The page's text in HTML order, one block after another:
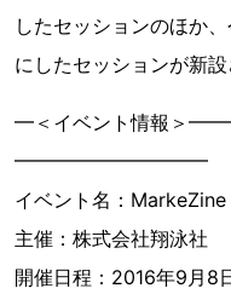
したセッションのほか
にしたセッションが新設
━＜イベント情
━━━━━━━━━━
イベント名：
主催：株式会社翔泳社
開催日程：2016年9月8